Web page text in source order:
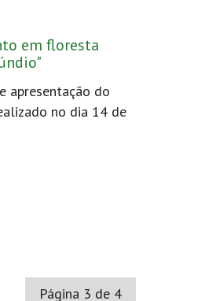
em floresta
apresentação do
no dia 14 de
Página 3 de 4